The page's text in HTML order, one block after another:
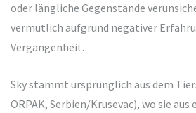
oder längliche Gegenstände
vermutlich aufgrund negativer
Vergangenheit.
Sky stammt ursprünglich aus dem
ORPAK, Serbien/Krusevac), wo sie